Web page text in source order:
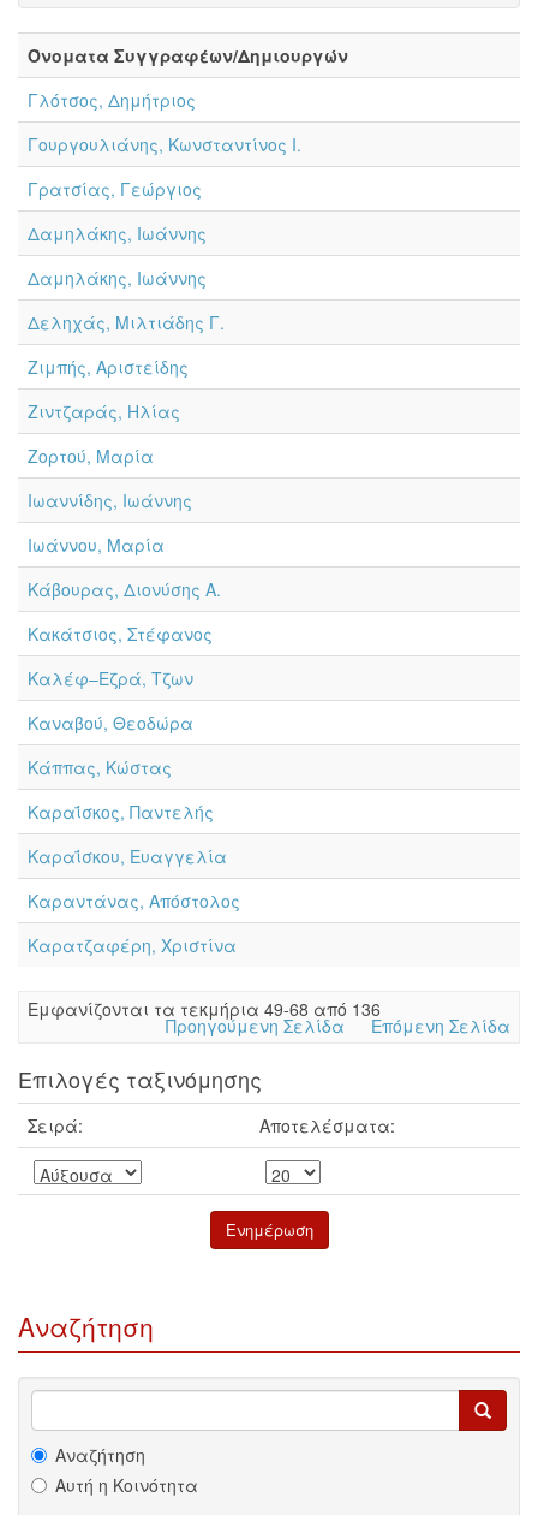
Όνοματα Συγγραφέων/Δημιουργών
Γλότσος, Δημήτριος
Γουργουλιάνης, Κωνσταντίνος Ι.
Γρατσίας, Γεώργιος
Δαμηλάκης, Iωάννης
Δαμηλάκης, Ιωάννης
Δεληχάς, Μιλτιάδης Γ.
Ζιμπής, Αριστείδης
Ζιντζαράς, Ηλίας
Ζορτού, Μαρία
Ιωαννίδης, Ιωάννης
Ιωάννου, Μαρία
Κάβουρας, Διονύσης Α.
Κακάτσιος, Στέφανος
Καλέφ–Εζρά, Τζων
Καναβού, Θεοδώρα
Κάππας, Κώστας
Καραΐσκος, Παντελής
Καραΐσκου, Ευαγγελία
Καραντάνας, Απόστολος
Καρατζαφέρη, Χριστίνα
Eμφανίζονται τα τεκμήρια 49-68 από 136
Προηγούμενη Σελίδα Επόμενη Σελίδα
Επιλογές ταξινόμησης
Σειρά: Αποτελέσματα:
Αναζήτηση
Αναζήτηση
Αυτή η Κοινότητα